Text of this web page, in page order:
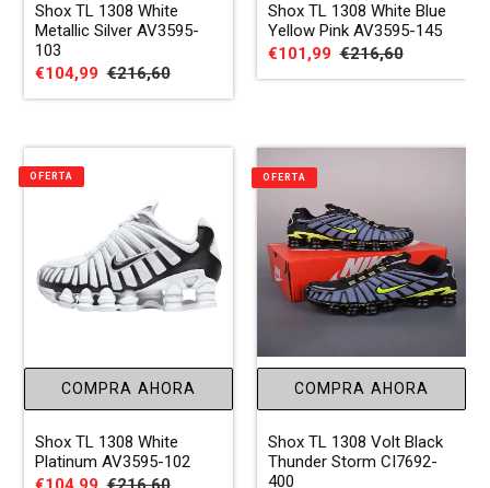
Shox TL 1308 White
Metallic Silver AV3595-
103
Precio
de
€104,99 Precio
habitual
€216,60
Shox TL 1308 White Blue
Yellow Pink AV3595-145
Precio
de
€101,99 Precio
habitual
€216,60
COMPRA AHORA
Shox TL 1308 White
Platinum AV3595-102
OFERTA
COMPRA AHORA
Shox TL 1308 Volt Black
Thunder Storm CI7692-
400
OFERTA